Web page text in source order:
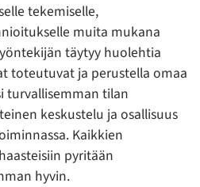
tekemiselle,
muita mukana
täytyy huolehtia
toteutuvat ja perustella omaa
turvallisemman tilan
keskustelu ja osallisuus
Kaikkien
pyritään
hyvin.